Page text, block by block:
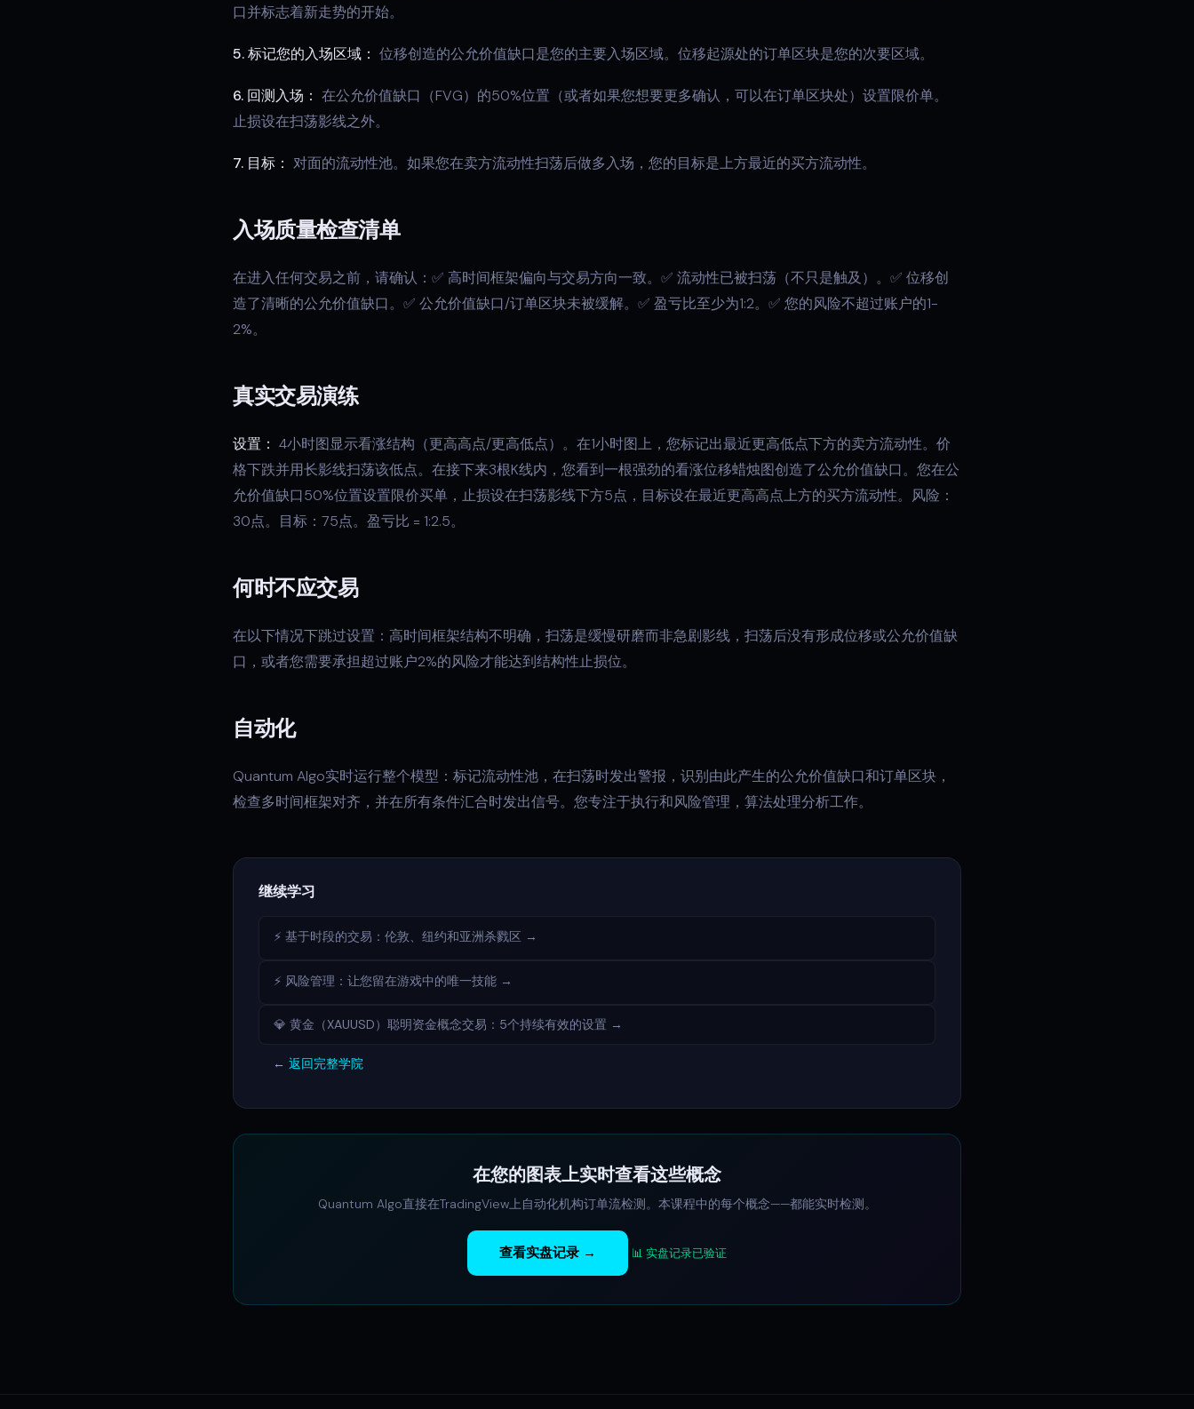
口并标志着新走势的开始。
5. 标记您的入场区域： 位移创造的公允价值缺口是您的主要入场区域。位移起源处的订单区块是您的次要区域。
6. 回测入场： 在公允价值缺口（FVG）的50%位置（或者如果您想要更多确认，可以在订单区块处）设置限价单。
止损设在扫荡影线之外。
7. 目标： 对面的流动性池。如果您在卖方流动性扫荡后做多入场，您的目标是上方最近的买方流动性。
入场质量检查清单
在进入任何交易之前，请确认：✅ 高时间框架偏向与交易方向一致。✅ 流动性已被扫荡（不只是触及）。✅ 位移创
造了清晰的公允价值缺口。✅ 公允价值缺口/订单区块未被缓解。✅ 盈亏比至少为1:2。✅ 您的风险不超过账户的1-
2%。
真实交易演练
设置： 4小时图显示看涨结构（更高高点/更高低点）。在1小时图上，您标记出最近更高低点下方的卖方流动性。价
格下跌并用长影线扫荡该低点。在接下来3根K线内，您看到一根强劲的看涨位移蜡烛图创造了公允价值缺口。您在公
允价值缺口50%位置设置限价买单，止损设在扫荡影线下方5点，目标设在最近更高高点上方的买方流动性。风险：
30点。目标：75点。盈亏比 = 1:2.5。
何时不应交易
在以下情况下跳过设置：高时间框架结构不明确，扫荡是缓慢研磨而非急剧影线，扫荡后没有形成位移或公允价值缺
口，或者您需要承担超过账户2%的风险才能达到结构性止损位。
自动化
Quantum Algo实时运行整个模型：标记流动性池，在扫荡时发出警报，识别由此产生的公允价值缺口和订单区块，
检查多时间框架对齐，并在所有条件汇合时发出信号。您专注于执行和风险管理，算法处理分析工作。
继续学习
⚡ 基于时段的交易：伦敦、纽约和亚洲杀戮区 →
⚡ 风险管理：让您留在游戏中的唯一技能 →
💎 黄金（XAUUSD）聪明资金概念交易：5个持续有效的设置 →
← 返回完整学院
在您的图表上实时查看这些概念
Quantum Algo直接在TradingView上自动化机构订单流检测。本课程中的每个概念——都能实时检测。
查看实盘记录 → 📊 实盘记录已验证